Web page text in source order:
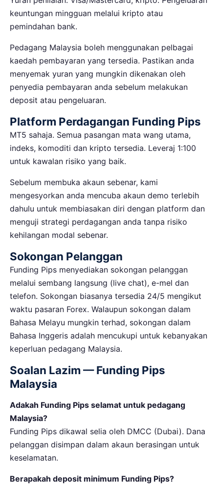
keuntungan mingguan melalui kripto atau
pemindahan bank.
Pedagang Malaysia boleh menggunakan pelbagai
kaedah pembayaran yang tersedia. Pastikan anda
menyemak yuran yang mungkin dikenakan oleh
penyedia pembayaran anda sebelum melakukan
deposit atau pengeluaran.
Platform Perdagangan Funding Pips
MT5 sahaja. Semua pasangan mata wang utama,
indeks, komoditi dan kripto tersedia. Leveraj 1:100
untuk kawalan risiko yang baik.
Sebelum membuka akaun sebenar, kami
mengesyorkan anda mencuba akaun demo terlebih
dahulu untuk membiasakan diri dengan platform dan
menguji strategi perdagangan anda tanpa risiko
kehilangan modal sebenar.
Sokongan Pelanggan
Funding Pips menyediakan sokongan pelanggan
melalui sembang langsung (live chat), e-mel dan
telefon. Sokongan biasanya tersedia 24/5 mengikut
waktu pasaran Forex. Walaupun sokongan dalam
Bahasa Melayu mungkin terhad, sokongan dalam
Bahasa Inggeris adalah mencukupi untuk kebanyakan
keperluan pedagang Malaysia.
Soalan Lazim — Funding Pips
Malaysia
Adakah Funding Pips selamat untuk pedagang
Malaysia?
Funding Pips dikawal selia oleh DMCC (Dubai). Dana
pelanggan disimpan dalam akaun berasingan untuk
keselamatan.
Berapakah deposit minimum Funding Pips?